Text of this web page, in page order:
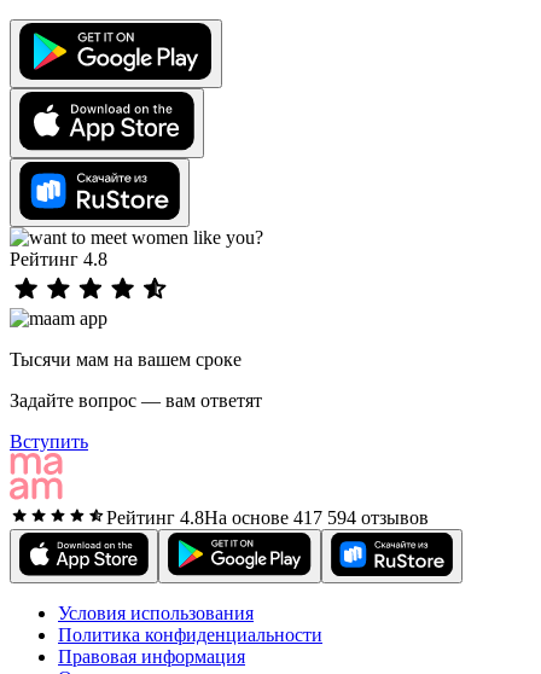
Рейтинг 4.8
Тысячи мам на вашем сроке
Задайте вопрос — вам ответят
Вступить
Рейтинг 4.8На основе 417 594 отзывов
Условия использования
Политика конфиденциальности
Правовая информация